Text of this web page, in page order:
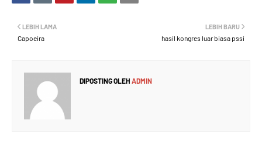
LEBIH BARU
hasil kongres luar biasa pssi
LEBIH LAMA
Capoeira
DIPOSTING OLEH ADMIN